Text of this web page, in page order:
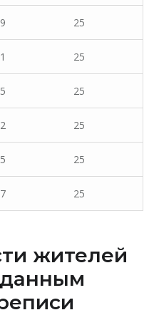
25
25
25
25
25
25
жителей